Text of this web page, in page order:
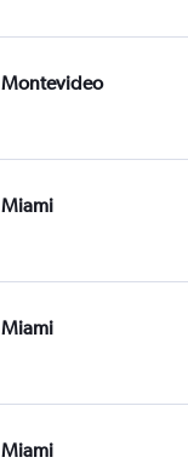
Montevideo
Miami
Miami
Miami